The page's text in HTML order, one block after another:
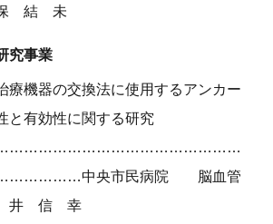
結 未
究事業
療機器の交換法に使用するアンカー
と有効性に関する研究
中央市民病院
脳血管
井 信 幸